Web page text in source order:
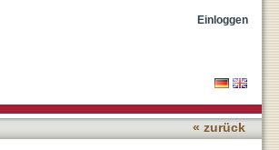
Einloggen
« zurück